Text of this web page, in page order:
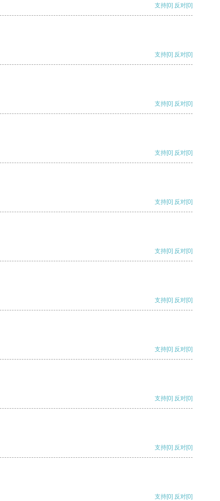
支持[0] 反对[0]
支持[0] 反对[0]
支持[0] 反对[0]
支持[0] 反对[0]
支持[0] 反对[0]
支持[0] 反对[0]
支持[0] 反对[0]
支持[0] 反对[0]
支持[0] 反对[0]
支持[0] 反对[0]
支持[0] 反对[0]